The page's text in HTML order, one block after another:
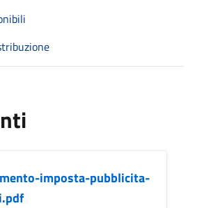
imposta-pubblicita-